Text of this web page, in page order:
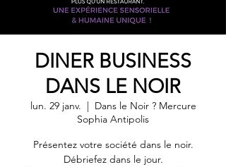
DINER BUSINESS
DANS LE NOIR
lun. 29 janv.
  |
Dans le Noir ? Mercure
Sophia Antipolis
Présentez votre société dans le noir.
Débriefez dans le jour.